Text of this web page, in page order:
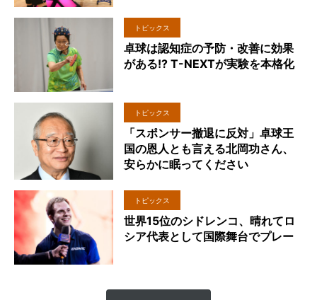
トピックス
卓球は認知症の予防・改善に効果
がある!? T-NEXTが実験を本格化
トピックス
「スポンサー撤退に反対」卓球王
国の恩人とも言える北岡功さん、
安らかに眠ってください
トピックス
世界15位のシドレンコ、晴れてロ
シア代表として国際舞台でプレー